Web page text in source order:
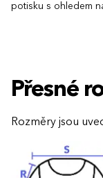
potisku s ohledem
Přesné
Rozměry jsou